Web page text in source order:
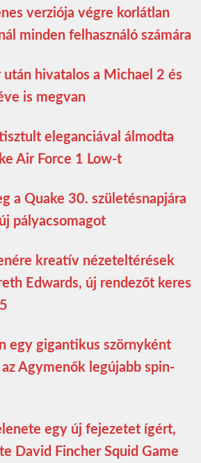
verziója végre korlátlan
minden felhasználó számára
hivatalos a Michael 2 és
is megvan
eleganciával álmodta
Air Force 1 Low-t
a Quake 30. születésnapjára
pályacsomagot
kreatív nézeteltérések
Edwards, új rendezőt keres
egy gigantikus szörnyként
Agymenők legújabb spin-
egy új fejezetet ígért,
David Fincher Squid Game